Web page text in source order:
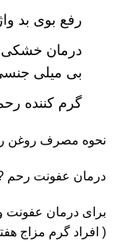
رفع بوی بد
درمان خشکی
بی میلی
گرم کننده
نحوه مصرف روغن
درمان عفونت رحم
( افراد گرم مزاج